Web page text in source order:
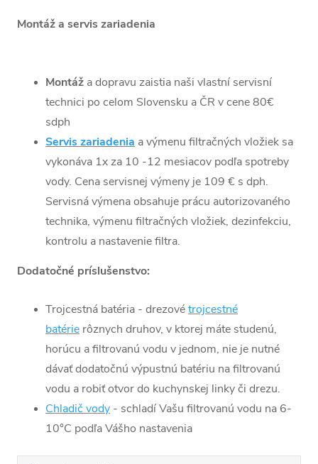
Rozmery
450 mm
Montáž a servis zariadenia
Montáž a dopravu zaistia naši vlastní servisní
technici po celom Slovensku a ČR v cene 80€
sdph
Servis zariadenia a výmenu filtračných vložiek sa
vykonáva 1x za 10 -12 mesiacov podľa spotreby
vody. Cena servisnej výmeny je 109 € s dph.
Servisná výmena obsahuje prácu autorizovaného
technika, výmenu filtračných vložiek, dezinfekciu,
kontrolu a nastavenie filtra.
Dodatočné príslušenstvo:
Trojcestná batéria - drezovétrojcestné
batérie rôznych druhov, v ktorej máte studenú,
horúcu a filtrovanú vodu v jednom, nie je nutné
dávať dodatočnú výpustnú batériu na filtrovanú
vodu a robiť otvor do kuchynskej linky či drezu.
Chladič vody - schladí Vašu filtrovanú vodu na 6-
10°C podľa Vášho nastavenia